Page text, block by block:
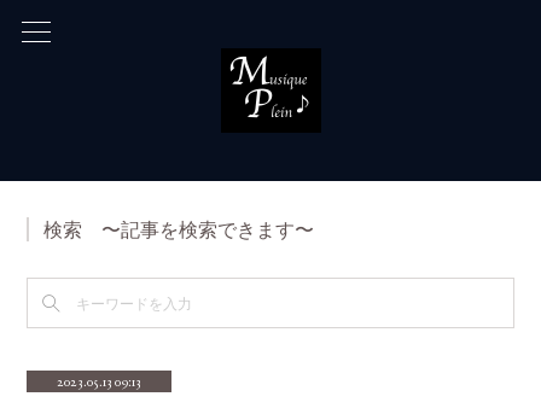
検索 〜記事を検索できます〜
2023.05.13 09:13